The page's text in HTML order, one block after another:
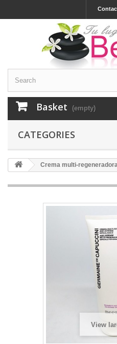
Basket (empty)
CATEGORIES
Crema multi-
View